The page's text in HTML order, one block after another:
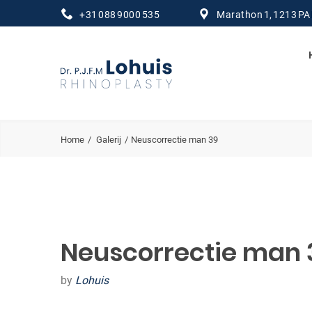
+31 088 9000 535 Marathon 1, 1213
Home Galerij Neuscorrectie man 39
Neuscorrectie man
by Lohuis